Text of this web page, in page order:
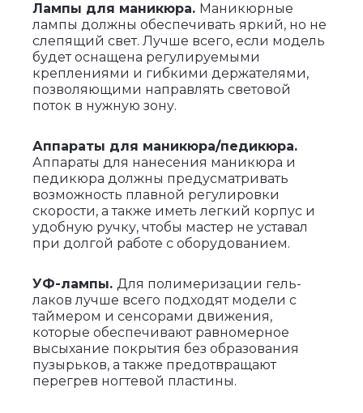
Лампы для маникюра. Маникюрные
лампы должны обеспечивать яркий, но не
слепящий свет. Лучше всего, если модель
будет оснащена регулируемыми
креплениями и гибкими держателями,
позволяющими направлять световой
поток в нужную зону.
Аппараты для маникюра/педикюра.
Аппараты для нанесения маникюра и
педикюра должны предусматривать
возможность плавной регулировки
скорости, а также иметь легкий корпус и
удобную ручку, чтобы мастер не уставал
при долгой работе с оборудованием.
УФ-лампы. Для полимеризации гель-
лаков лучше всего подходят модели с
таймером и сенсорами движения,
которые обеспечивают равномерное
высыхание покрытия без образования
пузырьков, а также предотвращают
перегрев ногтевой пластины.